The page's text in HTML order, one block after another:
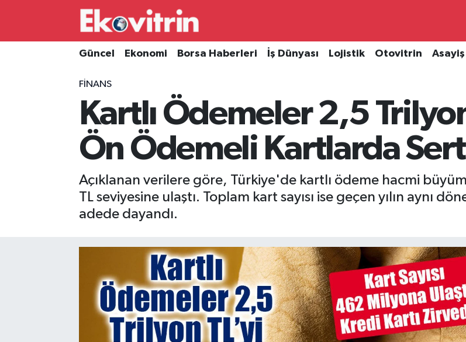
Güncel Ekonomi Borsa Haberleri İş Dünyası Lojistik Otovitrin Asayiş
FINANS
Kartlı Ödemeler 2,5
Ön Ödemeli Kartlarda
Açıklanan verilere göre, Türkiye'de kartlı ödeme hacmi
TL seviyesine ulaştı. Toplam kart sayısı ise geçen yılın aynı
adede dayandı.
Güncel
Borsa Haberleri
Hava Durumu
Süper Lig Puan Durumu ve Fikstür
Tüm Manşetler
Son Dakika Haberleri
Haber Arşivi